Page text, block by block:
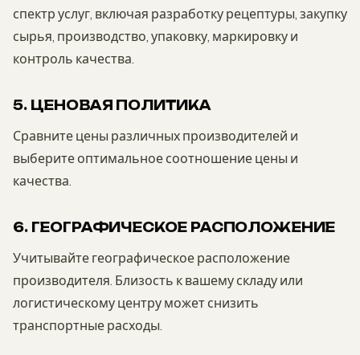
спектр услуг, включая разработку рецептуры, закупку
сырья, производство, упаковку, маркировку и
контроль качества.
5. ЦЕНОВАЯ ПОЛИТИКА
Сравните цены различных производителей и
выберите оптимальное соотношение цены и
качества.
6. ГЕОГРАФИЧЕСКОЕ РАСПОЛОЖЕНИЕ
Учитывайте географическое расположение
производителя. Близость к вашему складу или
логистическому центру может снизить
транспортные расходы.